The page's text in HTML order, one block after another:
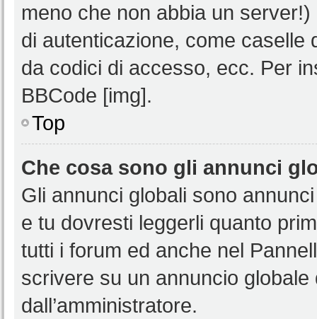
meno che non abbia un
di autenticazione, come caselle
da codici di accesso, ecc. Per
BBCode [img].
Top
Che cosa sono gli annunci
Gli annunci globali sono
e tu dovresti leggerli quanto
tutti i forum ed anche nel
scrivere su un annuncio
dall’amministratore.